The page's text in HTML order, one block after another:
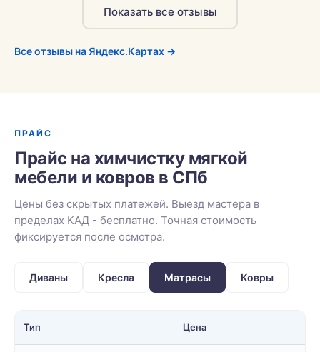
Показать все отзывы
Все отзывы на Яндекс.Картах →
ПРАЙС
Прайс на химчистку мягкой
мебели и ковров в СПб
Цены без скрытых платежей. Выезд мастера в
пределах КАД - бесплатно. Точная стоимость
фиксируется после осмотра.
Диваны Кресла Матрасы Ковры
Тип Цена